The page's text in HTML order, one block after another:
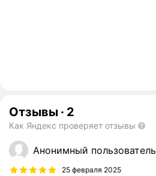
Отзывы · 2
Как Яндекс проверяет отзывы
Анонимный пользователь
25 февраля 2025